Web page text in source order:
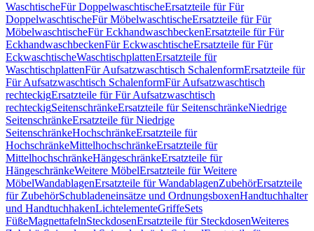
WaschtischeFür DoppelwaschtischeErsatzteile für Für
DoppelwaschtischeFür MöbelwaschtischeErsatzteile für Für
MöbelwaschtischeFür EckhandwaschbeckenErsatzteile für Für
EckhandwaschbeckenFür EckwaschtischeErsatzteile für Für
EckwaschtischeWaschtischplattenErsatzteile für
WaschtischplattenFür Aufsatzwaschtisch SchalenformErsatzteile für
Für Aufsatzwaschtisch SchalenformFür Aufsatzwaschtisch
rechteckigErsatzteile für Für Aufsatzwaschtisch
rechteckigSeitenschränkeErsatzteile für SeitenschränkeNiedrige
SeitenschränkeErsatzteile für Niedrige
SeitenschränkeHochschränkeErsatzteile für
HochschränkeMittelhochschränkeErsatzteile für
MittelhochschränkeHängeschränkeErsatzteile für
HängeschränkeWeitere MöbelErsatzteile für Weitere
MöbelWandablagenErsatzteile für WandablagenZubehörErsatzteile
für ZubehörSchubladeneinsätze und OrdnungsboxenHandtuchhalter
und HandtuchhakenLichtelementeGriffeSets
FüßeMagnettafelnSteckdosenErsatzteile für SteckdosenWeiteres